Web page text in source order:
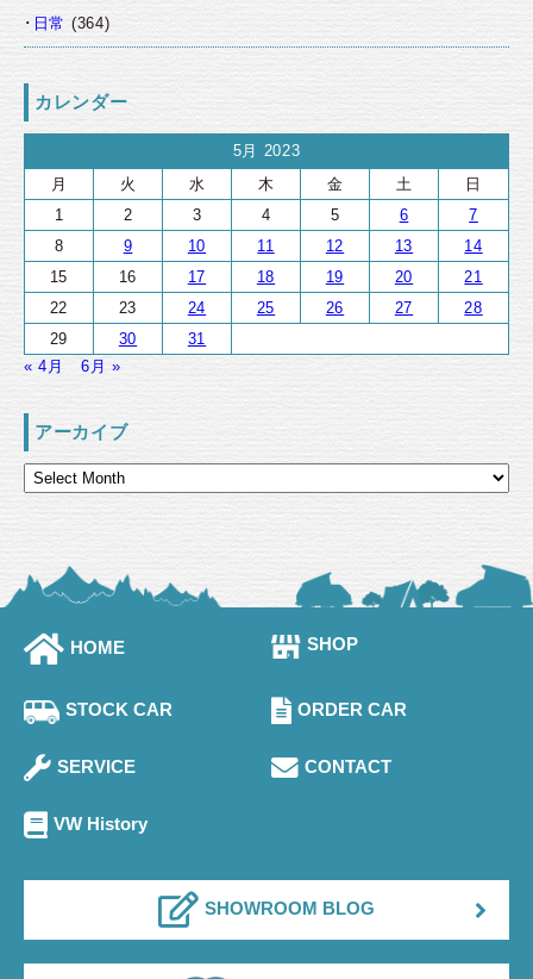
日常 (364)
カレンダー
5月 2023
月
火 水 木 金 土
日
1
2 3 4 5 6
7
8
9 10 11 12 13
14
15
16 17 18 19 20
21
22
23 24 25 26 27
28
29
30
31
« 4月
6月 »
アーカイブ
HOME SHOP
STOCK CAR ORDER CAR
SERVICE CONTACT
VW History
SHOWROOM BLOG